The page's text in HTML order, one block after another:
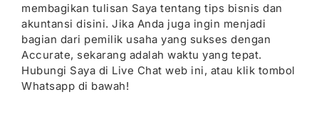
membagikan tulisan Saya tentang tips bisnis dan
akuntansi disini. Jika Anda juga ingin menjadi
bagian dari pemilik usaha yang sukses dengan
Accurate, sekarang adalah waktu yang tepat.
Hubungi Saya di Live Chat web ini, atau klik tombol
Whatsapp di bawah!